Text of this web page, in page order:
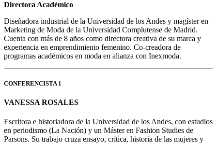
Directora Académico
Diseñadora industrial de la Universidad de los Andes y magíster en
Marketing de Moda de la Universidad Complutense de Madrid.
Cuenta con más de 8 años como directora creativa de su marca y
experiencia en emprendimiento femenino. Co-creadora de
programas académicos en moda en alianza con Inexmoda.
CONFERENCISTA 1
VANESSA ROSALES
Escritora e historiadora de la Universidad de los Andes, con estudios
en periodismo (La Nación) y un Máster en Fashion Studies de
Parsons. Su trabajo cruza ensayo, crítica, historia de las mujeres y